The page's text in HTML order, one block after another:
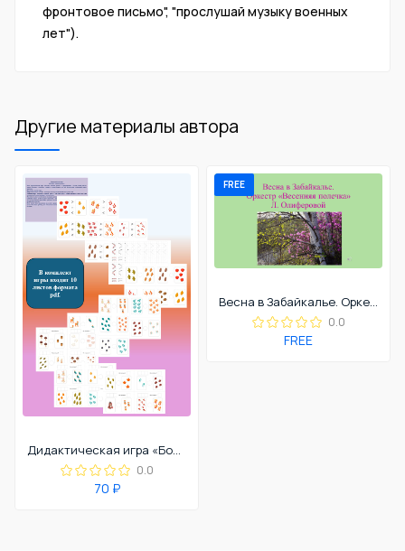
фронтовое письмо", "прослушай музыку военных
лет").
Другие материалы автора
Дидактическая игра «Больше, меньше, равно».
0.0
70 ₽
FREE
Весна в Забайкалье. Оркестр Весенняя полечка Л. Олиферовой".
0.0
FREE